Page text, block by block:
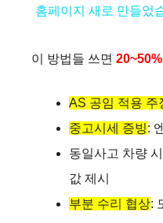
홈페이지 새로 만들었
이 방법들 쓰면
AS 공임 적용 주
중고시세 증빙:
동일사고 차량
값 제시
부분 수리 협상: